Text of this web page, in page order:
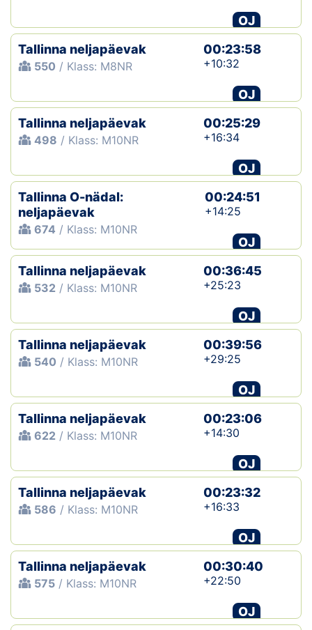
OJ
Tallinna neljapäevak
550 / Klass: M8NR
00:23:58
+10:32
OJ
Tallinna neljapäevak
498 / Klass: M10NR
00:25:29
+16:34
OJ
Tallinna O-nädal:
neljapäevak
674 / Klass: M10NR
00:24:51
+14:25
OJ
Tallinna neljapäevak
532 / Klass: M10NR
00:36:45
+25:23
OJ
Tallinna neljapäevak
540 / Klass: M10NR
00:39:56
+29:25
OJ
Tallinna neljapäevak
622 / Klass: M10NR
00:23:06
+14:30
OJ
Tallinna neljapäevak
586 / Klass: M10NR
00:23:32
+16:33
OJ
Tallinna neljapäevak
575 / Klass: M10NR
00:30:40
+22:50
OJ